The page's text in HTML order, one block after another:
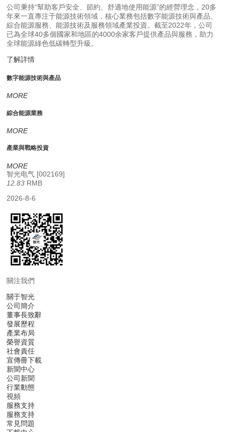
公司秉持“幫助客戶安全、節約、舒適地使用能源”的經營理念，20多
年來一直專注于能源技術領域，核心業務包括數字能源技術與產品、
綜合能源服務、能源技術及服務領域產業投資。截至2022年，公司
已為全球40多個國家和地區的4000余家客戶提供產品與服務，助力
全球能源綠色低碳轉型升級。
了解詳情
數字能源技術與產品
MORE
綜合能源業務
MORE
產業與戰略投資
MORE
智光电气 [002169]
12.83 RMB
2026-8-6
關注我們
關于智光
公司簡介
董事長致辭
發展歷程
產業布局
榮譽資質
社會責任
宣傳冊下載
新聞中心
公司新聞
行業動態
視頻
服務支持
服務支持
常見問題